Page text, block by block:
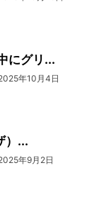
にグリ...
年10月4日
）...
年9月2日